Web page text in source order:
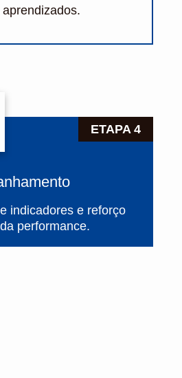
indicadores e reforço
performance.
ETAPA 4